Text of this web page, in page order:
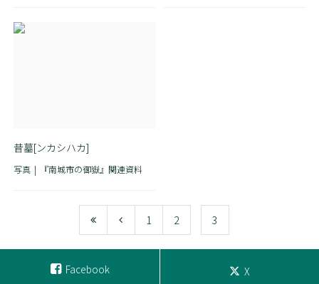
昔墓[ンカシハカ]
写真 『南城市の御嶽』関連資料
1 2 3
Facebook X